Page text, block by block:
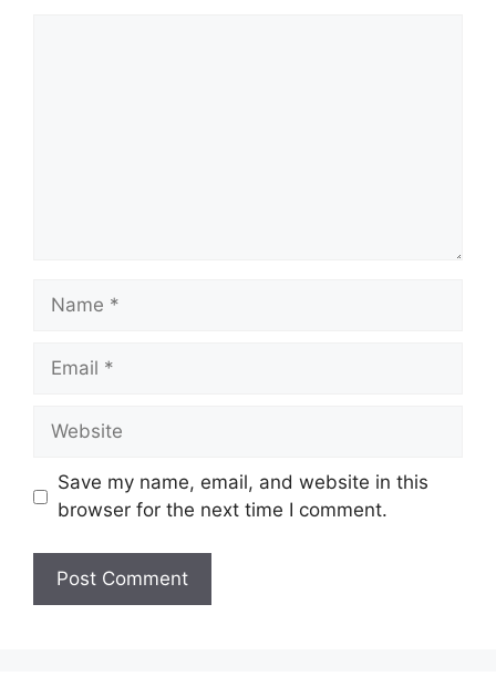
Name
Email
Website
Save my name, email, and website in this
browser for the next time I comment.